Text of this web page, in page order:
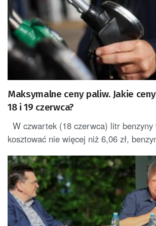
Maksymalne ceny paliw. Jakie
18 i 19 czerwca?
W czwartek (18 czerwca) litr benzyny
kosztować nie więcej niż 6,06 zł,